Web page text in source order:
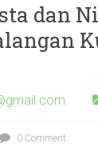
dan
0 Comment